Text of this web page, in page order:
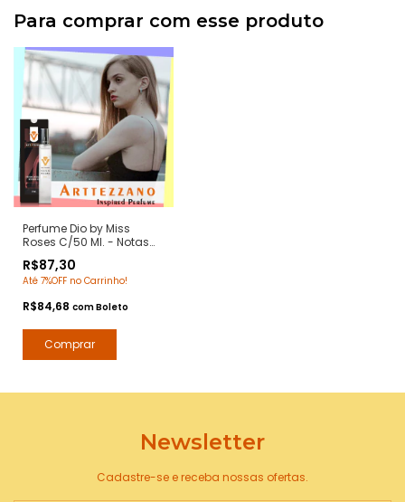
Para comprar com esse produto
Perfume Dio by Miss
Roses C/50 Ml. - Notas
Premium - Arte 1 Perfumes
R$87,30
Até 7%OFF no Carrinho!
R$84,68 comBoleto
Newsletter
Cadastre-se e receba nossas ofertas.